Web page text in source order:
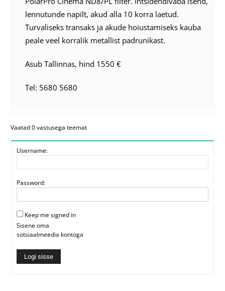
lennutunde napilt, akud alla 10 korra laetud.
Turvaliseks transaks ja akude hoiustamiseks kauba
peale veel korralik metallist padrunikast.
Asub Tallinnas, hind 1550 €
Tel: 5680 5680
Vaatad 0 vastusega teemat
Username:
Password:
Keep me signed in
Sisene oma
sotsiaalmeedia kontoga
Logi sisse